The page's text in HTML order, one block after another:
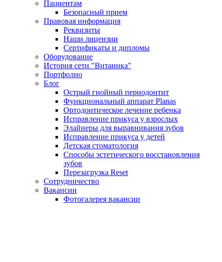
Пациентам
Безопасный прием
Правовая информация
Реквизиты
Наши лицензии
Сертификаты и дипломы
Оборудование
История сети "Витаника"
Портфолио
Блог
Острый гнойный периодонтит
Функциональный аппарат Planas
Ортодонтическое лечение ребенка
Исправление прикуса у взрослых
Элайнеры для выравнивания зубов
Исправление прикуса у детей
Детская стоматология
Способы эстетического восстановления
зубов
Перезагрузка Reset
Сотрудничество
Вакансии
Фотогалерея вакансии